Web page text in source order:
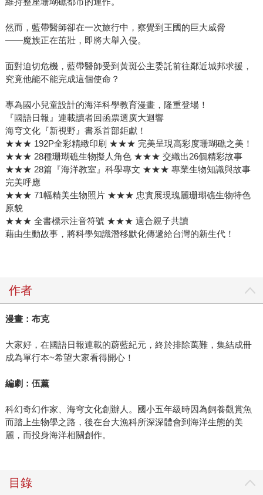
然而，藍帶醫師卻在一次旅行中，察覺到王國的巨大威脅
——魔族正在茁壯，即將大舉入侵。
面對迫切危機，藍帶醫師受到黃斑公主委託前往鄰近城邦求援，
究竟他能不能完成這個使命？
專為國小兒童設計的海洋科學教育漫畫，隆重登場！
『國語日報』連載讀者回函票選廣大迴響
海穹文化『新視野』書系首部鉅獻！
★★★ 192P全彩精緻印刷 ★★★ 完美呈現高彩度珊瑚礁之美！
★★★ 28種珊瑚礁生物擬人角色 ★★★ 交織出26個精彩故事
★★★ 28篇『海洋教室』科學專文 ★★★ 專業生物知識與故事
完美呼應
★★★ 71幅精美生物照片 ★★★ 忠實展現瑰麗珊瑚礁生物特色
原貌
★★★ 全書標示注音符號 ★★★ 適合親子共讀
藉由生動故事，將科學知識潛移默化傳遞給台灣的新生代！
作者
漫畫：布克
大家好，在國語日報連載的蔚藍紀元，終於排除萬難，集結成冊
成為單行本~希望大家看得開心！
編劇：伍薰
科幻奇幻作家、海穹文化創辦人。國小五年級時因為飼養觀賞魚
而踏上生物學之路，後在台大漁科所深深體會到海洋生態的美
麗，而投身海洋相關創作。
目錄